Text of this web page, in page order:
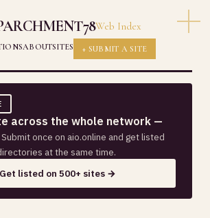
Web Index
ABOUTSITES + SUBMIT A SITE
across the whole network —
Submit once on aio.online and get listed
at the same time.
Get listed on 500+ sites →